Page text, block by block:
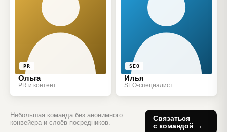
PR
Ольга
PR и контент
SEO
Илья
SEO‑специалист
Небольшая команда без анонимного
конвейера и слоёв посредников.
Связаться
с командой →